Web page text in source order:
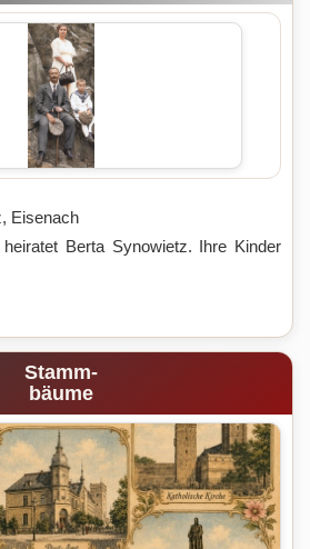
Eisenach
Berta Synowietz. Ihre Kinder
Stamm-
bäume